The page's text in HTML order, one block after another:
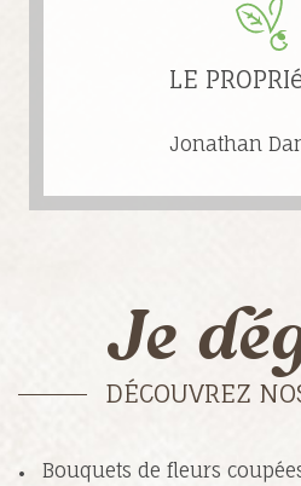
LE
Jonathan
Je
DÉCOUVREZ
Bouquets de fleurs